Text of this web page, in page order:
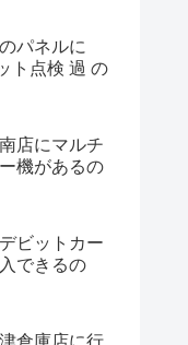
パネルに
ト点検 過 の
店にマルチ
機があるの
ビットカー
できるの
倉庫店に行